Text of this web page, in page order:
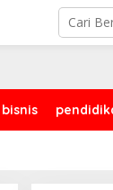
bisnis